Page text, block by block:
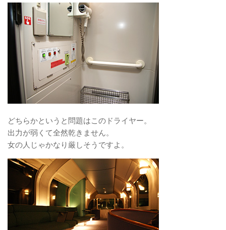
どちらかというと問題はこのドライヤー。
出力が弱くて全然乾きません。
女の人じゃかなり厳しそうですよ。